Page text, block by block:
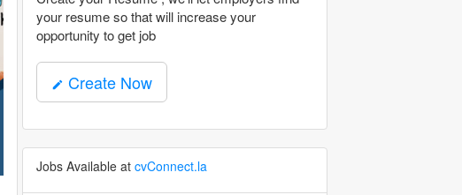
your resume so that will increase your
opportunity to get job
mode_edit Create Now
Jobs Available at cvConnect.la